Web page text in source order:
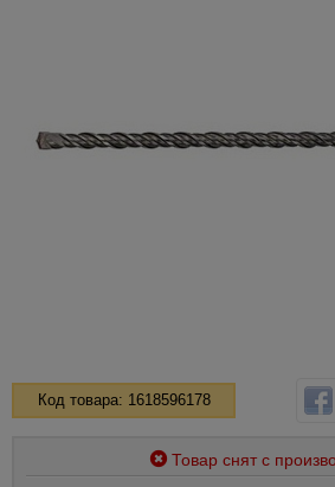
Код товара: 1618596178
Товар снят с